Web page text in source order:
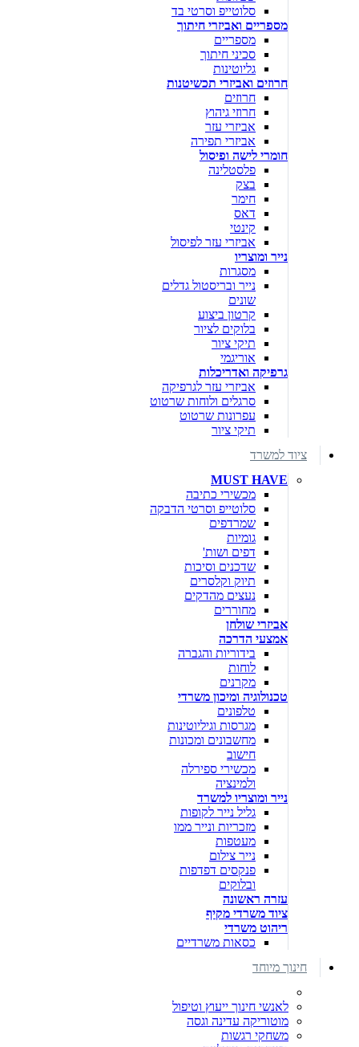
סלוטייפ וסרטי בד
מספריים ואביזרי חיתוך
מספריים
סכיני חיתוך
גליוטינות
חרוזים ואביזרי תכשיטנות
חרוזים
חרוזי גיהוץ
אביזרי עזר
אביזרי תפירה
חומרי לישה ופיסול
פלסטלינה
בצק
חימר
דאס
קינטי
אביזרי עזר לפיסול
נייר ומוצריו
מסגרות
נייר ובריסטול גדלים
שונים
קרטון ביצוע
בלוקים לציור
תיקי ציור
אוריגמי
גרפיקה ואדריכלות
אביזרי עזר לגרפיקה
סרגלים ולוחות שרטוט
עפרונות שרטוט
תיקי ציור
ציוד למשרד
MUST HAVE
מכשירי כתיבה
סלוטייפ וסרטי הדבקה
שמרדפים
גומיות
דפים ושות'
שדכנים וסיכות
תיוק וקלסרים
נעצים מהדקים
מחוררים
אביזרי שולחן
אמצעי הדרכה
בידוריות והגברה
לוחות
מקרנים
טכנולוגיה ומיכון משרדי
טלפונים
מגרסות וגיליוטינות
מחשבונים ומכונות
חישוב
מכשירי ספירלה
ולמינציה
נייר ומוצריו למשרד
גליל נייר לקופות
מזכריות ונייר ממו
מעטפות
נייר צילום
פנקסים דפדפות
ובלוקים
עזרה ראשונה
ציוד משרדי מקיף
ריהוט משרדי
כסאות משרדיים
חינוך מיוחד
לאנשי חינוך ייעוץ וטיפול
מוטוריקה עדינה וגסה
משחקי רגשות